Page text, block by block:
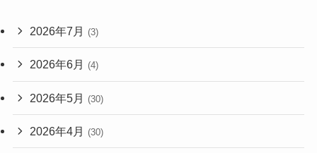
2026年7月 (3)
2026年6月 (4)
2026年5月 (30)
2026年4月 (30)